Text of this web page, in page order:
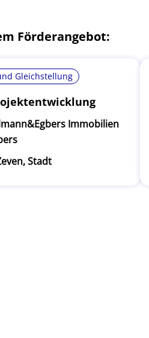
Förderangebot:
Gleichstellung
Immobilien
Stadt